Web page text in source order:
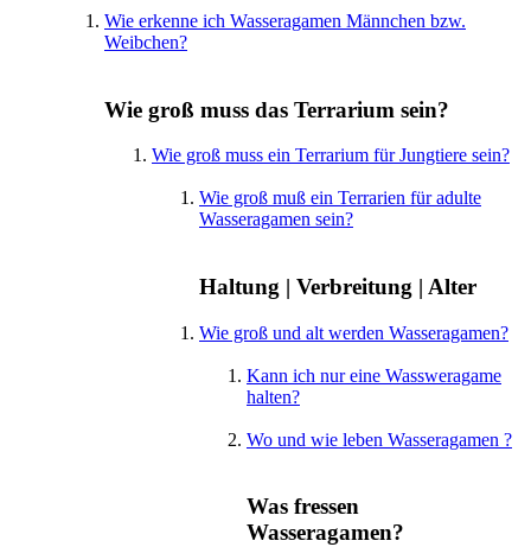
Wie erkenne ich Wasseragamen Männchen bzw.
Weibchen?
Wie groß muss das Terrarium sein?
Wie groß muss ein Terrarium für Jungtiere sein?
Wie groß muß ein Terrarien für adulte
Wasseragamen sein?
Haltung | Verbreitung | Alter
Wie groß und alt werden Wasseragamen?
Kann ich nur eine Wassweragame
halten?
Wo und wie leben Wasseragamen ?
Was fressen
Wasseragamen?